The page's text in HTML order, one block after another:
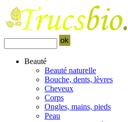
Beauté
Beauté naturelle
Bouche, dents, lèvres
Cheveux
Corps
Ongles, mains, pieds
Peau